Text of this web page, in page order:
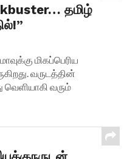
தமிழ்
மிகப்பெரிய
வருடத்தின்
வரும்